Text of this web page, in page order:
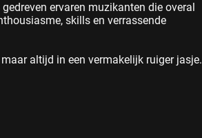
ervaren muzikanten die overal
skills en verrassende
altijd in een vermakelijk ruiger jasje.